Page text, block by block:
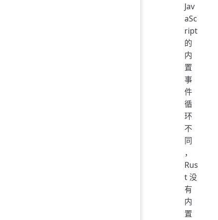
Jav
aSc
ript
的
内
置
事
件
循
环
不
同
，
Rus
t 没
有
内
置